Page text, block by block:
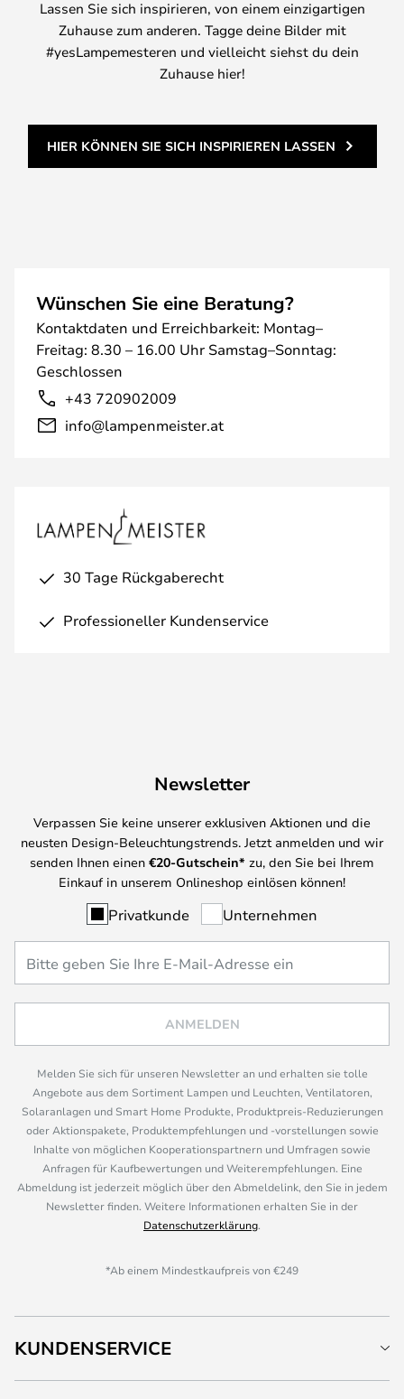
Lassen Sie sich inspirieren, von einem einzigartigen
Zuhause zum anderen. Tagge deine Bilder mit
#yesLampemesteren und vielleicht siehst du dein
Zuhause hier!
HIER KÖNNEN SIE SICH INSPIRIEREN LASSEN
Wünschen Sie eine Beratung?
Kontaktdaten und Erreichbarkeit: Montag–
Freitag: 8.30 – 16.00 Uhr Samstag–Sonntag:
Geschlossen
+43 720902009
info@lampenmeister.at
30 Tage Rückgaberecht
Professioneller Kundenservice
Newsletter
Verpassen Sie keine unserer exklusiven Aktionen und die
neusten Design-Beleuchtungstrends. Jetzt anmelden und wir
senden Ihnen einen €20-Gutschein* zu, den Sie bei Ihrem
Einkauf in unserem Onlineshop einlösen können!
Privatkunde Unternehmen
ANMELDEN
Melden Sie sich für unseren Newsletter an und erhalten sie tolle
Angebote aus dem Sortiment Lampen und Leuchten, Ventilatoren,
Solaranlagen und Smart Home Produkte, Produktpreis-Reduzierungen
oder Aktionspakete, Produktempfehlungen und -vorstellungen sowie
Inhalte von möglichen Kooperationspartnern und Umfragen sowie
Anfragen für Kaufbewertungen und Weiterempfehlungen. Eine
Abmeldung ist jederzeit möglich über den Abmeldelink, den Sie in jedem
Newsletter finden. Weitere Informationen erhalten Sie in der
Datenschutzerklärung.
*Ab einem Mindestkaufpreis von €249
KUNDENSERVICE